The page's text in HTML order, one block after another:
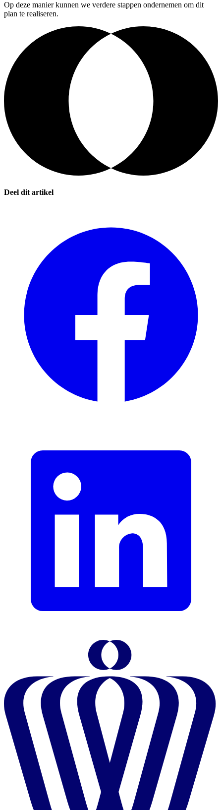
Op deze manier kunnen we verdere stappen ondernemen om dit
plan te realiseren.
Deel dit artikel